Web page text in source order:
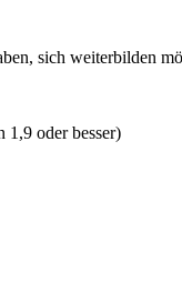
sich weiterbilden
1,9 oder besser)